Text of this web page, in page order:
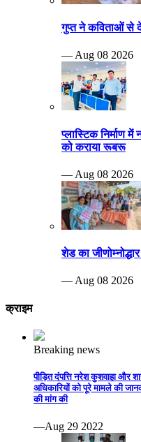
गुप्त ने कविताओं से
— Aug 08 2026
प्लास्टिक निर्माण में
को कराया रूबरू
— Aug 08 2026
शेड का
— Aug 08 2026
क्राइम
Breaking news
पीड़ित दंपत्ति नरेश कुशवाहा और
अधिकारियों को पूरे मामले की
की मांग की
—Aug 29 2022